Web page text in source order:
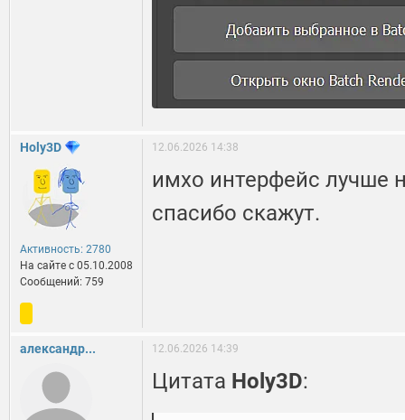
Holy3D
Активность: 2780
На сайте c 05.10.2008
Сообщений: 759
12.06.2026 14:38
имхо интерфейс лучше
спасибо скажут.
александр... 12.06.2026 14:39
Цитата Holy3D: